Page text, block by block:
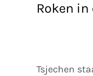
Roken
Tsjechen